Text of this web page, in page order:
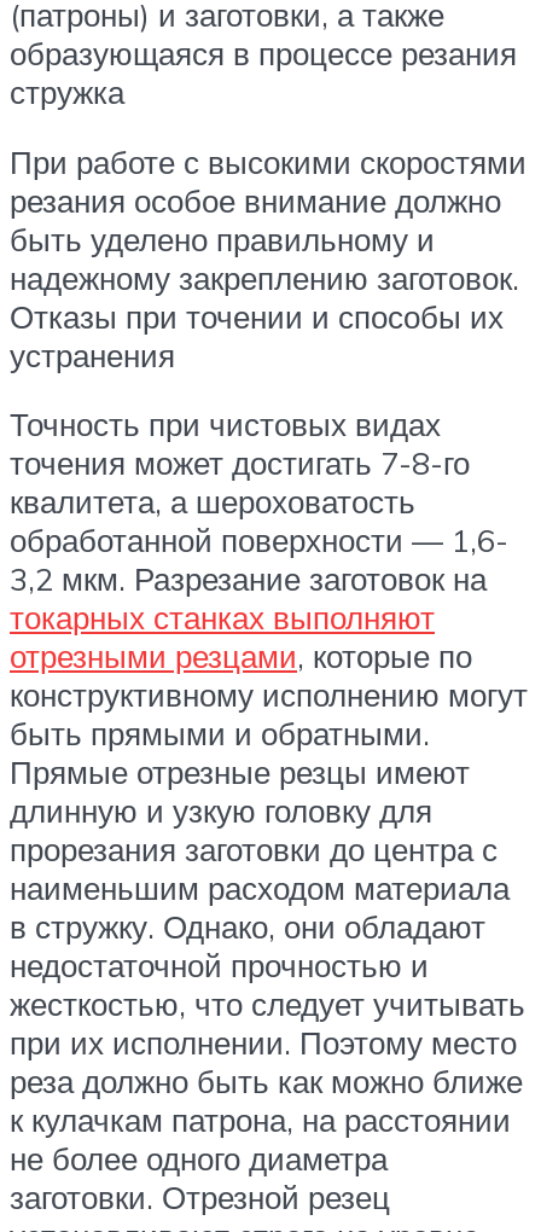
(патроны) и заготовки, а также
образующаяся в процессе резания
стружка
При работе с высокими скоростями
резания особое внимание должно
быть уделено правильному и
надежному закреплению заготовок.
Отказы при точении и способы их
устранения
Точность при чистовых видах
точения может достигать 7-8-го
квалитета, а шероховатость
обработанной поверхности — 1,6-
3,2 мкм. Разрезание заготовок на
токарных станках выполняют
отрезными резцами, которые по
конструктивному исполнению могут
быть прямыми и обратными.
Прямые отрезные резцы имеют
длинную и узкую головку для
прорезания заготовки до центра с
наименьшим расходом материала
в стружку. Однако, они обладают
недостаточной прочностью и
жесткостью, что следует учитывать
при их исполнении. Поэтому место
реза должно быть как можно ближе
к кулачкам патрона, на расстоянии
не более одного диаметра
заготовки. Отрезной резец